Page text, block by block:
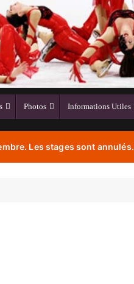
Photos Informations Utiles
Les stages sont annulés.